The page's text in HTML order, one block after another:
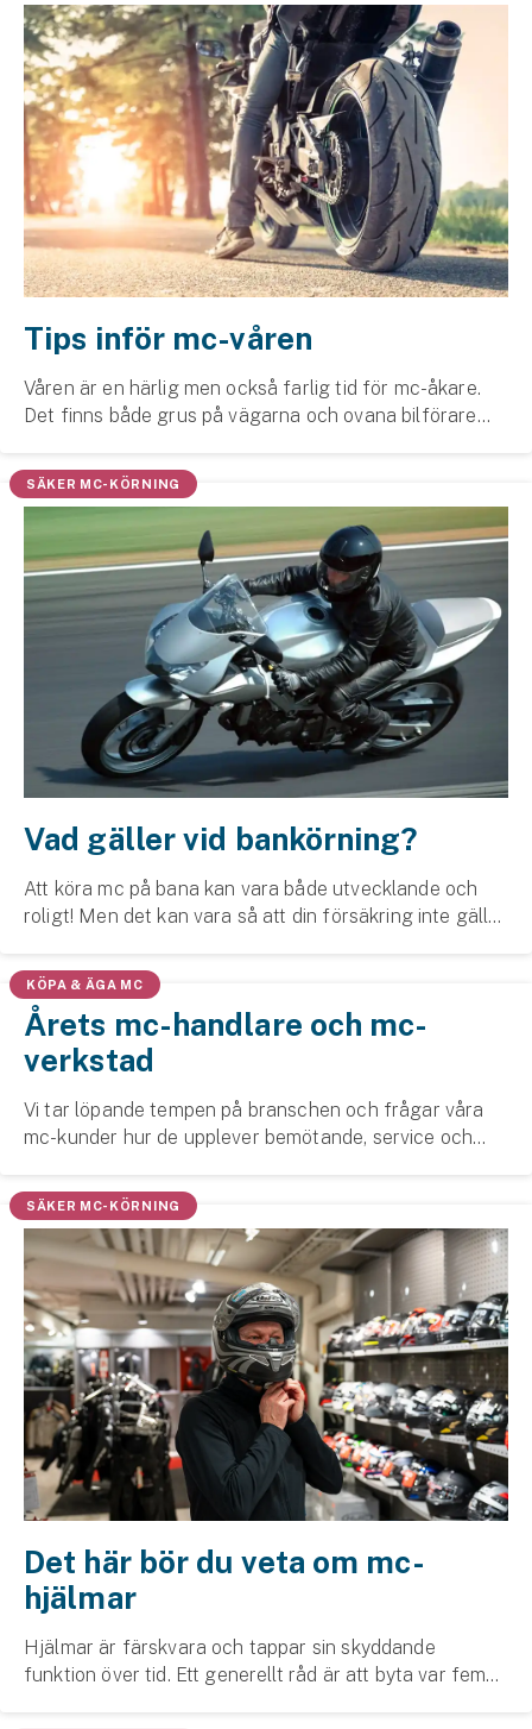
Tips inför mc-våren
Våren är en härlig men också farlig tid för mc-åkare.
Det finns både grus på vägarna och ovana bilförare
innan du ger dig ut vårsolen!
SÄKER MC-KÖRNING
Vad gäller vid bankörning?
Att köra mc på bana kan vara både utvecklande och
roligt! Men det kan vara så att din försäkring inte gäller
som gäller enligt Trafikskadelagen och hu...
KÖPA & ÄGA MC
Årets mc-handlare och mc-
verkstad
Vi tar löpande tempen på branschen och frågar våra
mc-kunder hur de upplever bemötande, service och
i utmärkelserna ”Årets mc-handlare” och ”Åre...
SÄKER MC-KÖRNING
Det här bör du veta om mc-
hjälmar
Hjälmar är färskvara och tappar sin skyddande
funktion över tid. Ett generellt råd är att byta var femte